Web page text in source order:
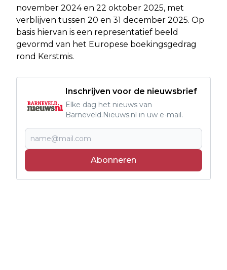
november 2024 en 22 oktober 2025, met
verblijven tussen 20 en 31 december 2025. Op
basis hiervan is een representatief beeld
gevormd van het Europese boekingsgedrag
rond Kerstmis.
Inschrijven voor de nieuwsbrief
Elke dag het nieuws van
Barneveld.Nieuws.nl in uw e-mail.
Abonneren